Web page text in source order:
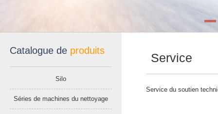
Catalogue de produits
Silo
Séries de machines du nettoyage
Service
Service du soutien